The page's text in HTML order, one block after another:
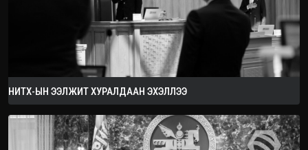
НИТХ-ЫН ЭЭЛЖИТ ХУРАЛДААН ЭХЭЛЛЭЭ